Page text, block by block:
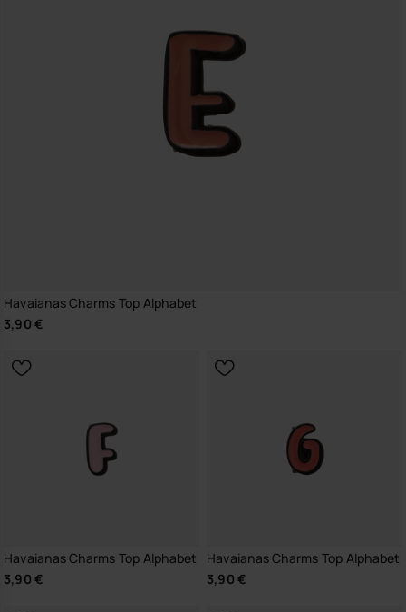
Havaianas Charms Top Alphabet
3,90 €
Havaianas Charms Top Alphabet
3,90 €
Havaianas Charms Top Alphabet
3,90 €